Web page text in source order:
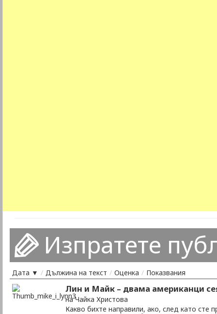
Изпратете
Дата ▼ / Дължина на текст / Оценка / Показвания
Лин и Майк – двама американци
на Чайка Христова
Какво бихте направили, ако, след като сте